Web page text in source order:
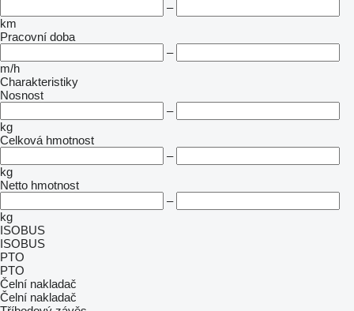
–
km
Pracovní doba
–
m/h
Charakteristiky
Nosnost
–
kg
Celková hmotnost
–
kg
Netto hmotnost
–
kg
ISOBUS
ISOBUS
PTO
PTO
Čelní nakladač
Čelní nakladač